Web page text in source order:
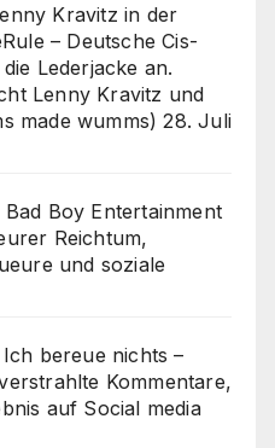
Kravitz in der
– Deutsche Cis-
Lederjacke an.
Lenny Kravitz und
made wumms) 28. Juli
Boy Entertainment
Reichtum,
und soziale
bereue nichts –
Kommentare,
auf Social media